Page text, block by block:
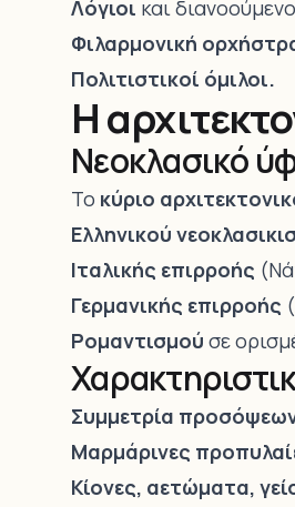
Λόγιοι και
Φιλαρμονική
Πολιτιστικοί όμιλοι.
Η
Νεοκλασικό
Το κύριο
Ελληνικού
Ιταλικής επιρροής
Γερμανικής επιρροής
Ρομαντισμού σε
Συμμετρία
Μαρμάρινες
Κίονες, αετώματα,